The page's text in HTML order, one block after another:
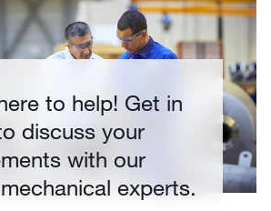
to help! Get in
discuss your
with our
experts.